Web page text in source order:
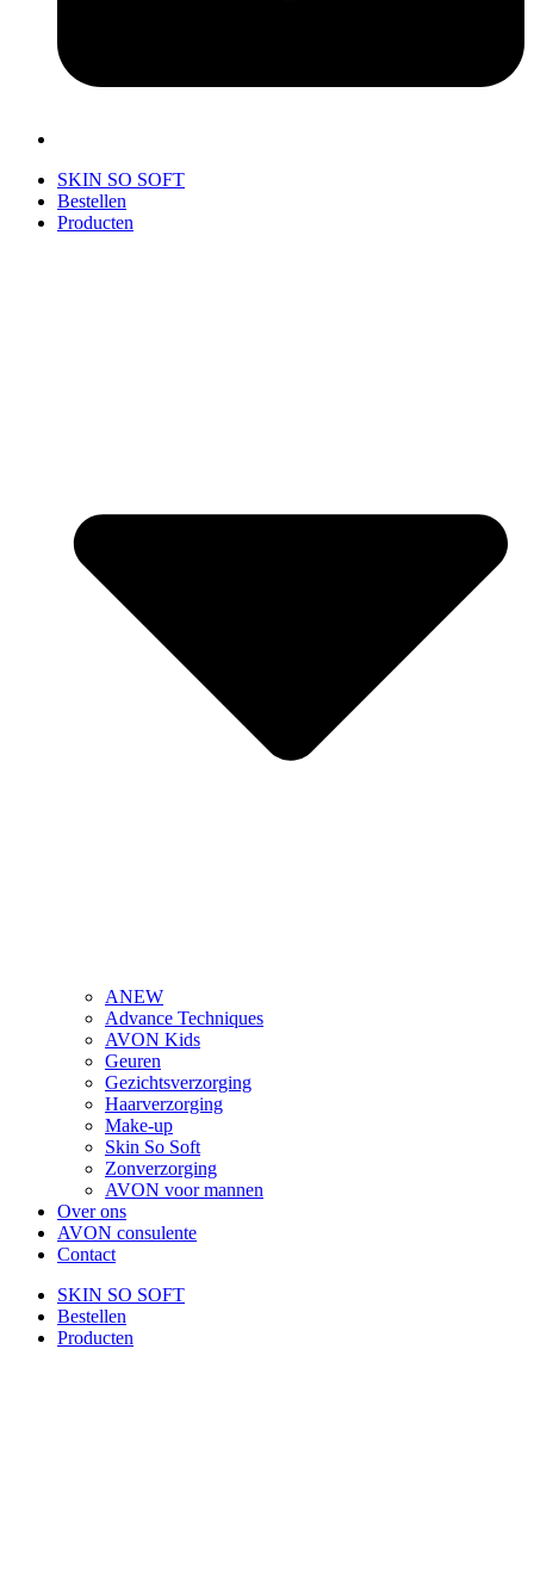
SKIN SO SOFT
Bestellen
Producten
ANEW
Advance Techniques
AVON Kids
Geuren
Gezichtsverzorging
Haarverzorging
Make-up
Skin So Soft
Zonverzorging
AVON voor mannen
Over ons
AVON consulente
Contact
SKIN SO SOFT
Bestellen
Producten